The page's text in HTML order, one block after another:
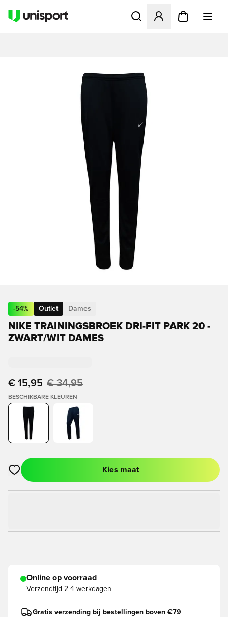
Opent een venster om in
-54% Outlet Dames
NIKE TRAININGSBROEK DRI-FIT PARK 20 -
ZWART/WIT DAMES
€ 15,95 € 34,95
BESCHIKBARE KLEUREN
Opent een venster om in te loggen of je aan te melden als lid
Kies maat
Online op voorraad
Verzendtijd 2-4 werkdagen
Gratis verzending bij bestellingen boven €79